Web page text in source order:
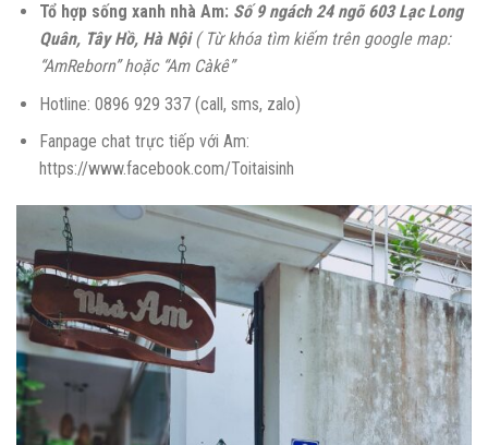
Tổ hợp sống xanh nhà Am: Số 9 ngách 24 ngõ 603 Lạc Long
Quân, Tây Hồ, Hà Nội( Từ khóa tìm kiếm trên google map:
“AmReborn” hoặc “Am Càkê”
Hotline: 0896 929 337 (call, sms, zalo)
Fanpage chat trực tiếp với Am:
https://www.facebook.com/Toitaisinh